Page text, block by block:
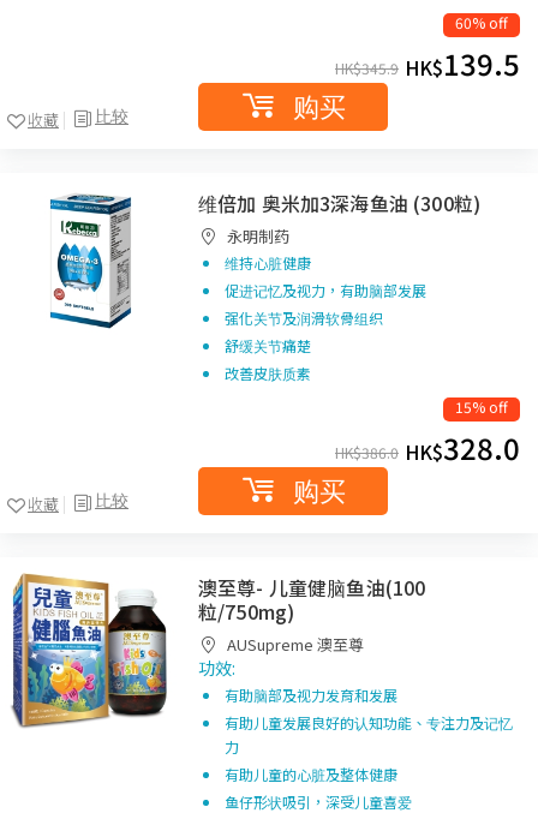
比较
收藏
60% off
HK$345.9 HK$139.5
购买
比较
收藏
维倍加 奥米加3深海鱼油 (300粒)
永明制药
维持心脏健康
促进记忆及视力，有助脑部发展
强化关节及润滑软骨组织
舒缓关节痛楚
改善皮肤质素
15% off
HK$386.0 HK$328.0
购买
澳至尊- 儿童健脑鱼油(100
粒/750mg)
AUSupreme 澳至尊
功效:
有助脑部及视力发育和发展
有助儿童发展良好的认知功能、专注力及记忆
力
有助儿童的心脏及整体健康
鱼仔形状吸引，深受儿童喜爱